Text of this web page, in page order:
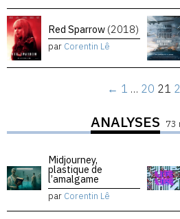
Red Sparrow (2018)
par Corentin Lê
← 1 … 20 21
ANALYSES 73
Midjourney,
plastique de
l’amalgame
par Corentin Lê